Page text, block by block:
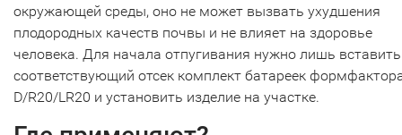
окружающей среды, оно не может вызвать ухудшения
плодородных качеств почвы и не влияет на здоровье
человека. Для начала отпугивания нужно лишь
соответствующий отсек комплект батареек
D/R20/LR20 и установить изделие на участке.